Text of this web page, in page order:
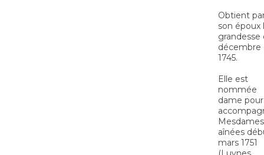
Obtient
son époux
grandesse
décembre
1745.
Elle est
nommée
dame pour
Mesdames
aînées
mars 1751